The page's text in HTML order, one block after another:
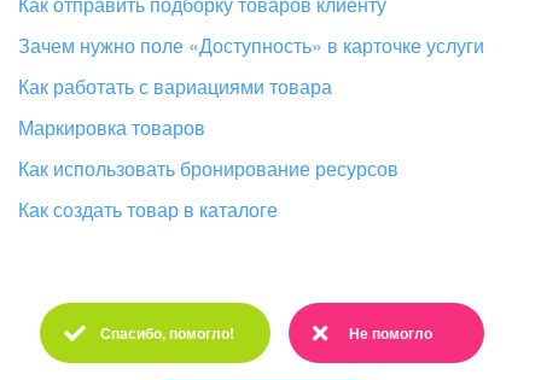
Зачем нужно поле «Доступность» в карточке услуги
Как работать с вариациями товара
Маркировка товаров
Как использовать бронирование ресурсов
Как создать товар в каталоге
Спасибо, помогло! Не помогло